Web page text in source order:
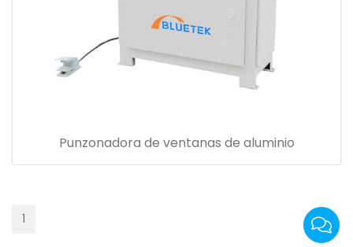
Punzonadora de ventanas de aluminio
1